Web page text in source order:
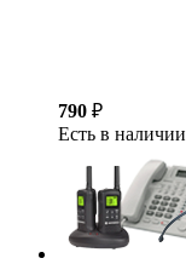
790 ₽
Есть в наличии